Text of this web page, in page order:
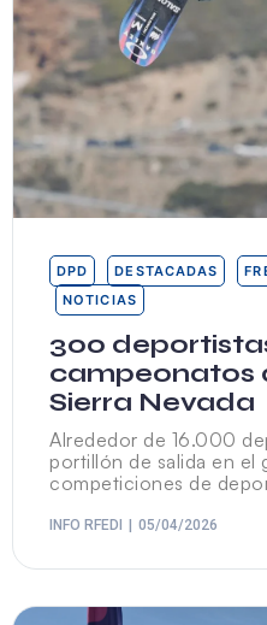
DPD DESTACADAS
NOTICIAS
300
campeonatos
Sierra Nevada
Alrededor de 16.000
portillón de salida en el
competiciones de
INFO RFEDI 05/04/2026